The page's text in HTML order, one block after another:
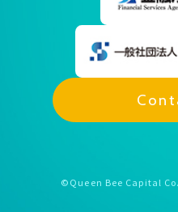
©Queen Bee Capital